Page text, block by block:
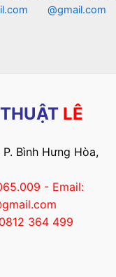
@gmail.com
LÊ
Bình Hưng Hòa,
- Email:
364 499